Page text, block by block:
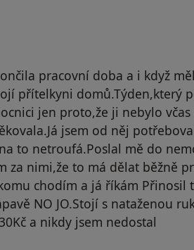
pracovní doba a i když
přítelkyni domů.Týden,který
jen proto,že ji nebylo
jsem od něj
to netroufá.Poslal mě do
za nimi,že to má dělat běžně
chodím a já říkám Přinosil
NO JO.Stojí s nataženou
a nikdy jsem nedostal